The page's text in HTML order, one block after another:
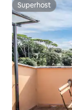
Superhost
Superhost